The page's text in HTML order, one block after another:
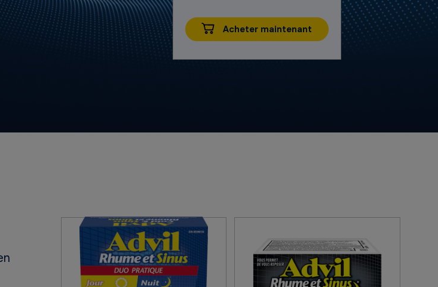
Acheter maintenant